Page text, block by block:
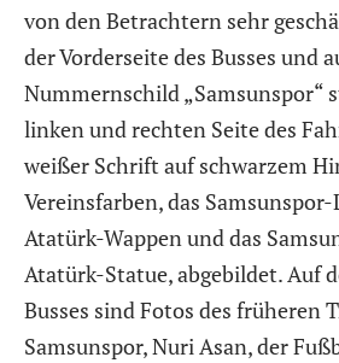
von den Betrachtern sehr
der Vorderseite des Busses und
Nummernschild „Samsunspor“
linken und rechten Seite des
weißer Schrift auf schwarzem
Vereinsfarben, das
Atatürk-Wappen und das
Atatürk-Statue, abgebildet. Auf
Busses sind Fotos des früheren
Samsunspor, Nuri Asan, der